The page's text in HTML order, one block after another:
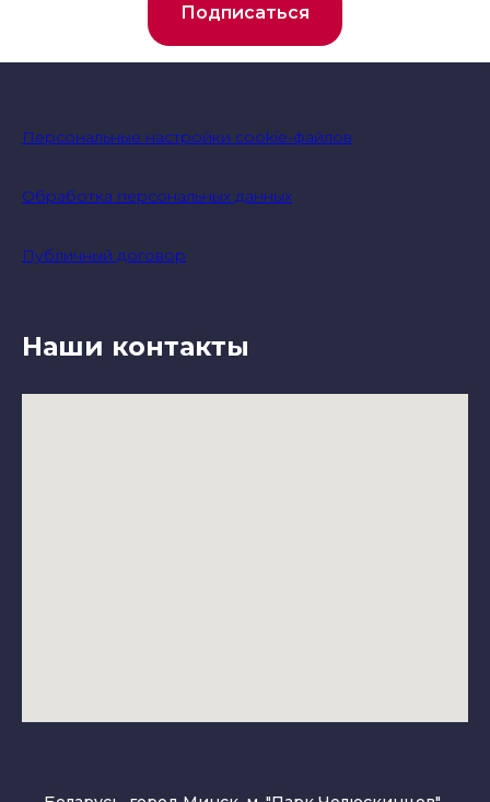
Подписаться
Персональные настройки cookie-файлов
Обработка персональных данных
Публичный договор
Наши контакты